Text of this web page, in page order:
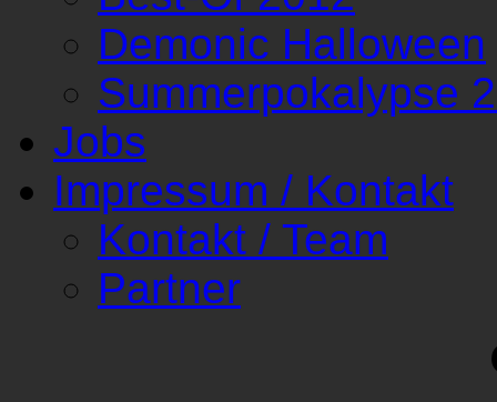
Demonic Halloween
Summerpokalypse
Jobs
Impressum / Kontakt
Kontakt / Team
Partner